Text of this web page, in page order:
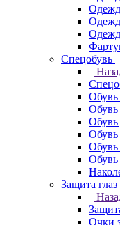
Спецобувь
Обувь
Обувь
Обувь
Обувь
Обувь
Защита
Очки